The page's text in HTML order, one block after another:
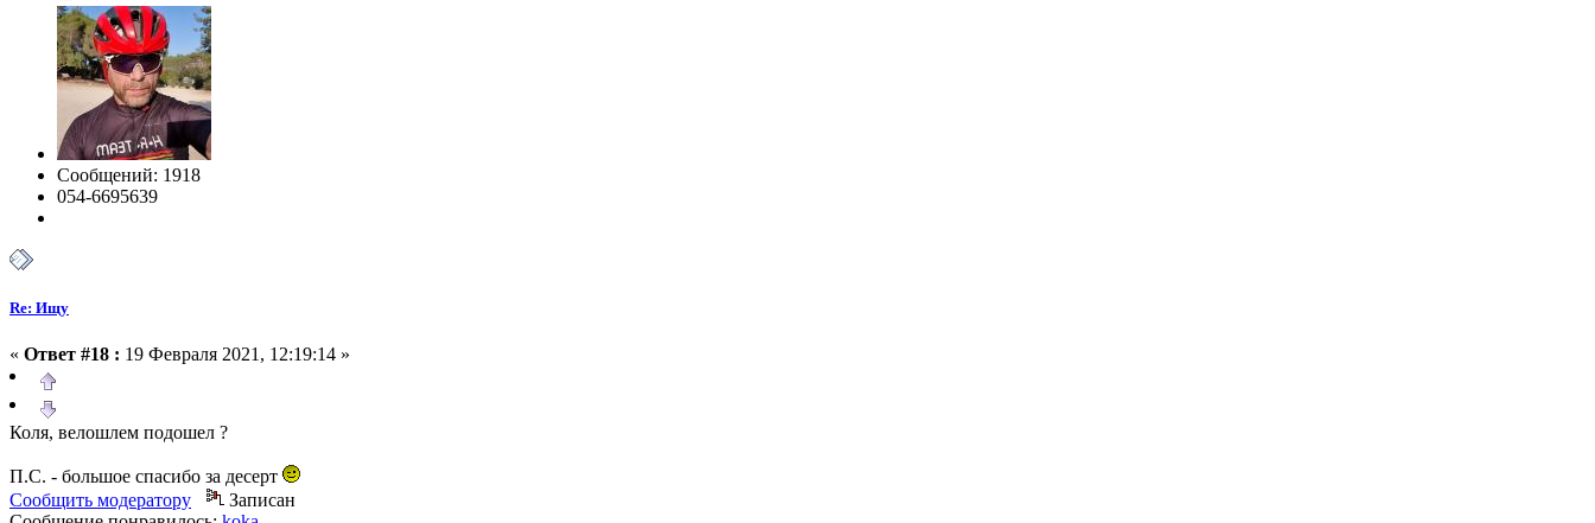
Сообщений: 1918
054-6695639
Re: Ищу
« Ответ #18 : 19 Февраля 2021, 12:19:14 »
Коля, велошлем подошел ?
П.С. - большое спасибо за десерт
Сообщить модератору
Записан